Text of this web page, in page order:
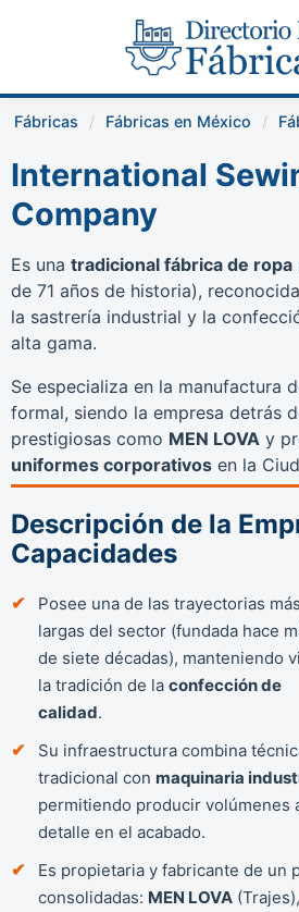
Fábricas Fábricas en México
International
Company
Es una tradicional fábrica de ropa
de 71 años de historia),
la sastrería industrial y la
alta gama.
Se especializa en la manufactura
formal, siendo la empresa detrás
prestigiosas como MEN LOVA y
uniformes corporativos en la
Descripción de la
Capacidades
Posee una de las trayectorias más
largas del sector (fundada hace
de siete décadas), manteniendo
la tradición de la confección de
calidad.
Su infraestructura combina
tradicional con maquinaria
permitiendo producir volúmenes
detalle en el acabado.
Es propietaria y fabricante de un
consolidadas: MEN LOVA (Trajes),